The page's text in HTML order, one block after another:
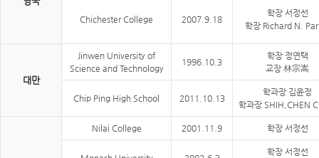
Chichester College 2007.9.18
학장 서정선
학장 Richard N.
대만
Jinwen University of
Science and Technology
1996.10.3
학장 정연택
교장 林宗嵩
Chip Ping High School 2011.10.13
학과장 김윤정
학과장 SHIH,CHEN
Nilai College 2001.11.9 학장 서정선
학장 서정선